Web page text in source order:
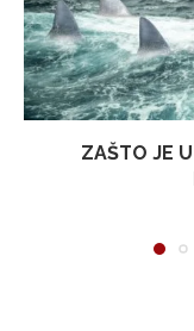
ZAŠTO JE